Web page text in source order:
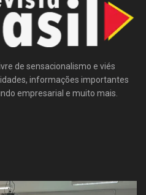
de sensacionalismo e viés
informações importantes
empresarial e muito mais.